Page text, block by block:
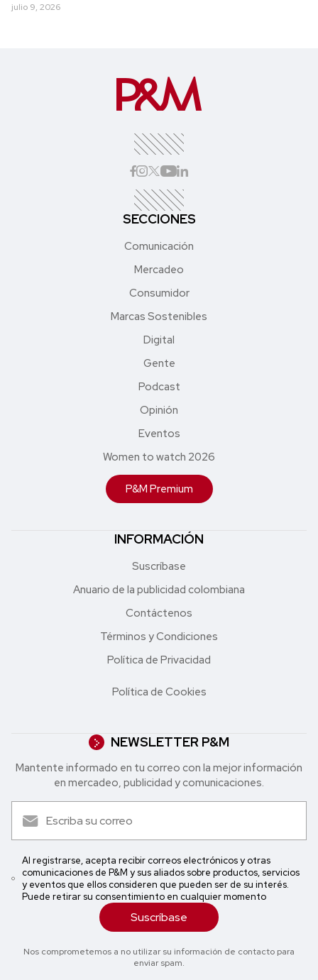
julio 9, 2026
SECCIONES
Comunicación
Mercadeo
Consumidor
Marcas Sostenibles
Digital
Gente
Podcast
Opinión
Eventos
Women to watch 2026
P&M Premium
INFORMACIÓN
Suscríbase
Anuario de la publicidad colombiana
Contáctenos
Términos y Condiciones
Política de Privacidad
Política de Cookies
NEWSLETTER P&M
Mantente informado en tu correo con la mejor in formación
en mercadeo, publicidad y comunicaciones.
Al registrarse, acepta recibir correos electrónicos y otras
comunicaciones de P&M y sus aliados sobre productos, servicios
y eventos que ellos consideren que pueden ser de su interés.
Puede retirar su consentimiento en cualquier momento
Suscríbase
Nos comprometemos a no utilizar su información de contacto para
enviar spam.